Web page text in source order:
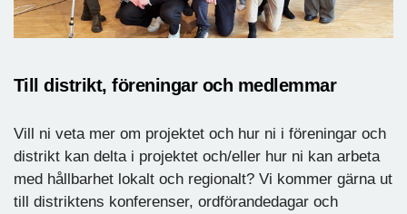
Till distrikt, föreningar och medlemmar
Vill ni veta mer om projektet och hur ni i föreningar och
distrikt kan delta i projektet och/eller hur ni kan arbeta
med hållbarhet lokalt och regionalt? Vi kommer gärna ut
till distriktens konferenser, ordförandedagar och